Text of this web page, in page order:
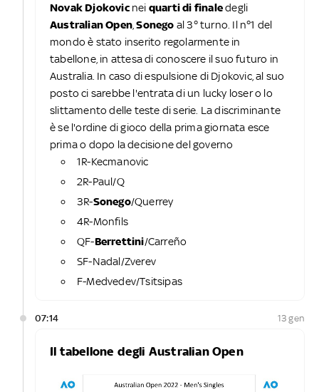
Novak Djokovic nei quarti di finaledegli
Australian Open ,Sonego al 3° turno. Il n°1 del
mondo è stato inserito regolarmente in
tabellone, in attesa di conoscere il suo futuro in
Australia. In caso di espulsione di Djokovic, al suo
posto ci sarebbe l'entrata di un lucky loser o lo
slittamento delle teste di serie. La discriminante
è se l'ordine di gioco della prima giornata esce
prima o dopo la decisione del governo
1R-Kecmanovic
2R-Paul/Q
3R-Sonego/Querrey
4R-Monfils
QF-Berrettini/Carreño
SF-Nadal/Zverev
F-Medvedev/Tsitsipas
07:14 13 gen
Il tabellone degli Australian Open